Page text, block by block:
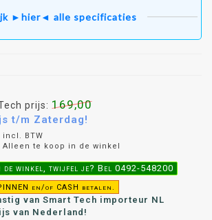
►hier◄ alle specificaties
prijs: 169,00
t/m Zaterdag!
incl. BTW
Alleen te koop in de winkel
de winkel, twijfel je? Bel 0492-548200
en/of CASH betalen.
van Smart Tech importeur NL
van Nederland!